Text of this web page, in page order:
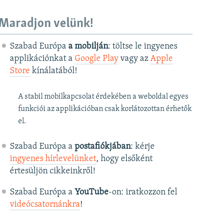
velünk!
Szabad Európa a mobilján: töltse le ingyenes
applikációnkat a Google Playvagy az Apple
Store kínálatából!
A stabil mobilkapcsolat érdekében a weboldal egyes
funkciói az applikációban csak korlátozottan érhetők
el.
Szabad Európa a postafiókjában: kérje
ingyenes hírlevelünket, hogy elsőként
értesüljön cikkeinkről!
Szabad Európa a YouTube-on: iratkozzon fel
videócsatornánkra!